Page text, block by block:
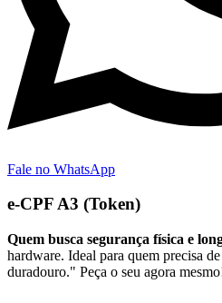
Fale no WhatsApp
e-CPF A3 (Token)
Quem busca segurança física e
hardware. Ideal para quem precisa
duradouro." Peça o seu agora